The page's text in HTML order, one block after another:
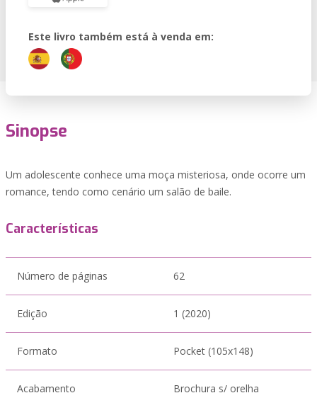
Este livro também está à venda em:
Sinopse
Um adolescente conhece uma moça misteriosa, onde ocorre um
romance, tendo como cenário um salão de baile.
Características
Número de páginas 62
Edição 1 (2020)
Formato Pocket (105x148)
Acabamento Brochura s/ orelha